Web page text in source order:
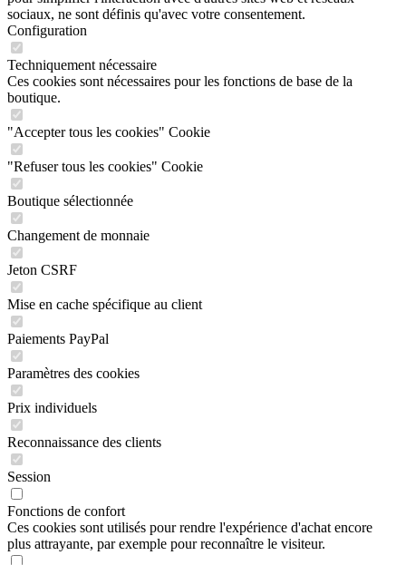
sociaux, ne sont définis qu'avec votre consentement.
Configuration
Techniquement nécessaire
Ces cookies sont nécessaires pour les fonctions de base de la
boutique.
"Accepter tous les cookies" Cookie
"Refuser tous les cookies" Cookie
Boutique sélectionnée
Changement de monnaie
Jeton CSRF
Mise en cache spécifique au client
Paiements PayPal
Paramètres des cookies
Prix individuels
Reconnaissance des clients
Session
Fonctions de confort
Ces cookies sont utilisés pour rendre l'expérience d'achat encore
plus attrayante, par exemple pour reconnaître le visiteur.